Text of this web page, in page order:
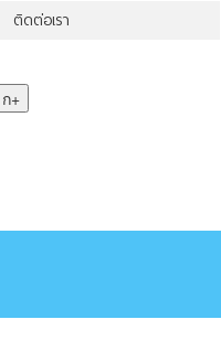
ติดต่อเรา
ก+